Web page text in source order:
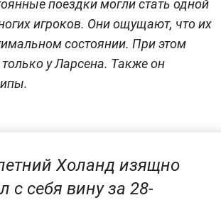
поездки могли стать одной
игроков. Они ощущают, что их
состоянии. При этом
у Ларсена. Также он
Холанд изящно
с себя вину за 28-